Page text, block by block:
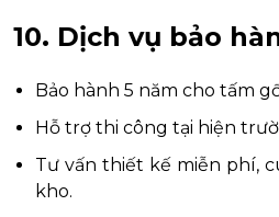
10. Dịch vụ bảo
Bảo hành 5 năm cho tấm
Hỗ trợ thi công tại hiện
Tư vấn thiết kế miễn phí,
kho.